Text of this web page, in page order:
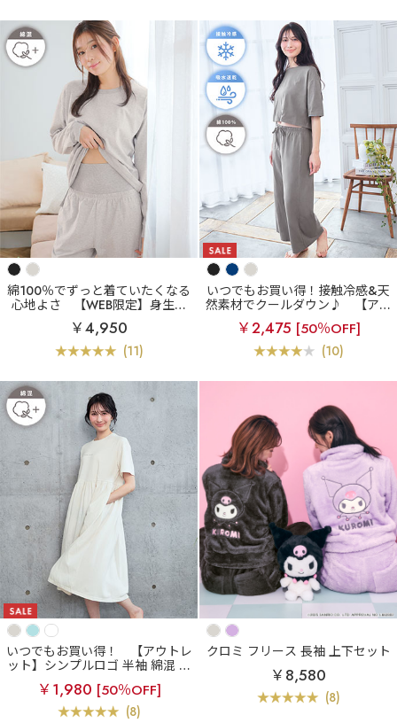
綿100％でずっと着ていたくなる
心地よさ
【WEB限定】身生地
綿100% 腹巻付き 長袖 上下セッ
ト
￥4,950
(11)
いつでもお買い得！接触冷感&天
然素材でクールダウン♪
【アウ
トレット】綿100% 接触冷感 半
袖 上下セット
￥2,475 [50％OFF]
(10)
いつでもお買い得！
【アウトレ
ット】シンプルロゴ 半袖 綿混 ワ
ンピース
￥1,980 [50％OFF]
(8)
クロミ フリース 長袖 上下セット
￥8,580
(8)